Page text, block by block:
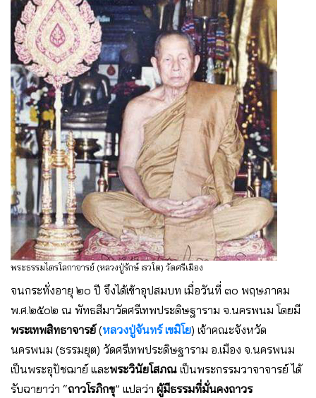
พระธรรมไตรโลกาจารย์ (หลวงปู่รักษ์ เรวโต) วัดศรีเมือง
จนกระทั่งอายุ ๒๐ ปี จึงได้เข้าอุปสมบท เมื่อวันที่ ๓๐ พฤษภาคม
พ.ศ.๒๕๐๒ ณ พัทธสีมาวัดศรีเทพประดิษฐาราม จ.นครพนม โดยมี
พระเทพสิทธาจารย์(หลวงปู่จันทร์ เขมิโย) เจ้าคณะจังหวัด
นครพนม (ธรรมยุต) วัดศรีเทพประดิษฐาราม อ.เมือง จ.นครพนม
เป็นพระอุปัชฌาย์ และพระวินัยโสภณ เป็นพระกรรมวาจาจารย์ ได้
รับฉายาว่า “ถาวโรภิกขุ” แปลว่า ผู้มีธรรมที่มั่นคงถาวร